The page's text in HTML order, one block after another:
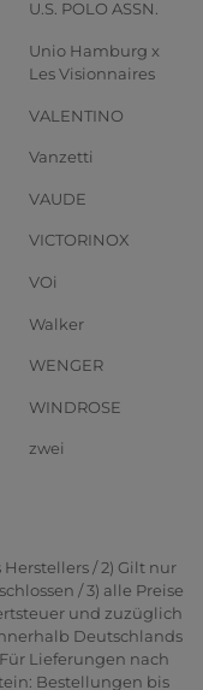
U.S. POLO ASSN.
Unio Hamburg x
Les Visionnaires
VALENTINO
Vanzetti
VAUDE
VICTORINOX
VOi
Walker
WENGER
WINDROSE
zwei
/ 2) Gilt nur
/ 3) alle Preise
und zuzüglich
Deutschlands
Lieferungen nach
Bestellungen bis